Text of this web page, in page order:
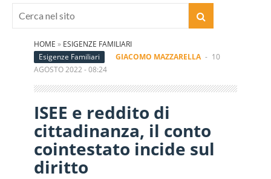
HOME » ESIGENZE FAMILIARI
Esigenze Familiari
GIACOMO MAZZARELLA - 10
AGOSTO 2022 - 08:24
ISEE e reddito di
cittadinanza, il conto
cointestato incide sul
diritto